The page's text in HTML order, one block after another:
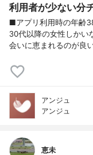
利用者が少ない分
■アプリ利用時の年齢
30代以降の女性しかい
会いに恵まれるのが良
アンジュ
アンジュ
恵未